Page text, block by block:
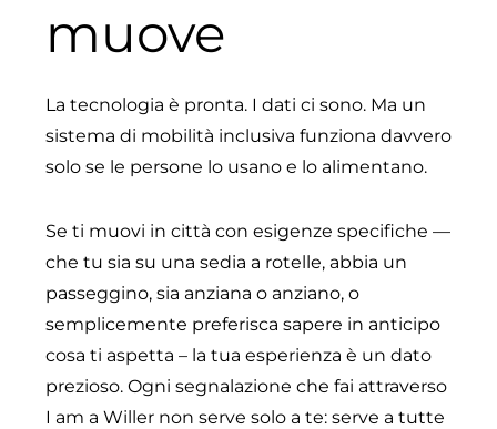
muove
La tecnologia è pronta. I dati ci sono. Ma un
sistema di mobilità inclusiva funziona davvero
solo se le persone lo usano e lo alimentano.
Se ti muovi in città con esigenze specifiche —
che tu sia su una sedia a rotelle, abbia un
passeggino, sia anziana o anziano, o
semplicemente preferisca sapere in anticipo
cosa ti aspetta – la tua esperienza è un dato
prezioso. Ogni segnalazione che fai attraverso
I am a Willer non serve solo a te: serve a tutte